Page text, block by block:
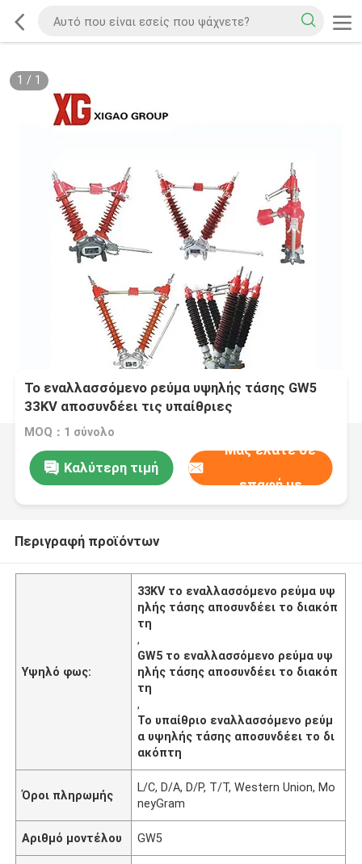
1 / 1
Το εναλλασσόμενο ρεύμα υψηλής τάσης GW5
33KV αποσυνδέει τις υπαίθριες
εγκαταστάσεις παραγωγής ενέργειας
MOQ：1 σύνολο
Καλύτερη τιμή
Μας ελάτε σε
επαφή με
Περιγραφή προϊόντων
Υψηλό φως:
33KV το εναλλασσόμενο ρεύμα υψ
ηλής τάσης αποσυνδέει το διακόπ
τη
,
GW5 το εναλλασσόμενο ρεύμα υψ
ηλής τάσης αποσυνδέει το διακόπ
τη
,
Το υπαίθριο εναλλασσόμενο ρεύμ
α υψηλής τάσης αποσυνδέει το δι
ακόπτη
Όροι πληρωμής
L/C, D/A, D/P, T/T, Western Union, Mo
neyGram
Αριθμό μοντέλου GW5